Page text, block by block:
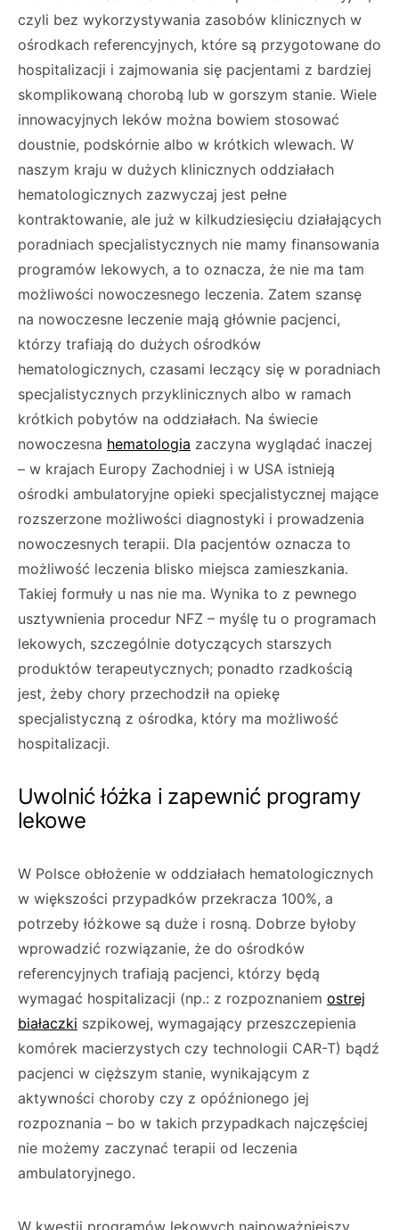
czyli bez wykorzystywania zasobów klinicznych w
ośrodkach referencyjnych, które są przygotowane do
hospitalizacji i zajmowania się pacjentami z bardziej
skomplikowaną chorobą lub w gorszym stanie. Wiele
innowacyjnych leków można bowiem stosować
doustnie, podskórnie albo w krótkich wlewach. W
naszym kraju w dużych klinicznych oddziałach
hematologicznych zazwyczaj jest pełne
kontraktowanie, ale już w kilkudziesięciu działających
poradniach specjalistycznych nie mamy finansowania
programów lekowych, a to oznacza, że nie ma tam
możliwości nowoczesnego leczenia. Zatem szansę
na nowoczesne leczenie mają głównie pacjenci,
którzy trafiają do dużych ośrodków
hematologicznych, czasami leczący się w poradniach
specjalistycznych przyklinicznych albo w ramach
krótkich pobytów na oddziałach. Na świecie
nowoczesna hematologia zaczyna wyglądać inaczej
– w krajach Europy Zachodniej i w USA istnieją
ośrodki ambulatoryjne opieki specjalistycznej mające
rozszerzone możliwości diagnostyki i prowadzenia
nowoczesnych terapii. Dla pacjentów oznacza to
możliwość leczenia blisko miejsca zamieszkania.
Takiej formuły u nas nie ma. Wynika to z pewnego
usztywnienia procedur NFZ – myślę tu o programach
lekowych, szczególnie dotyczących starszych
produktów terapeutycznych; ponadto rzadkością
jest, żeby chory przechodził na opiekę
specjalistyczną z ośrodka, który ma możliwość
hospitalizacji.
Uwolnić łóżka i zapewnić programy
lekowe
W Polsce obłożenie w oddziałach hematologicznych
w większości przypadków przekracza 100%, a
potrzeby łóżkowe są duże i rosną. Dobrze byłoby
wprowadzić rozwiązanie, że do ośrodków
referencyjnych trafiają pacjenci, którzy będą
wymagać hospitalizacji (np.: z rozpoznaniem ostrej
białaczki szpikowej, wymagający przeszczepienia
komórek macierzystych czy technologii CAR-T) bądź
pacjenci w cięższym stanie, wynikającym z
aktywności choroby czy z opóźnionego jej
rozpoznania – bo w takich przypadkach najczęściej
nie możemy zaczynać terapii od leczenia
ambulatoryjnego.
W kwestii programów lekowych najpoważniejszy